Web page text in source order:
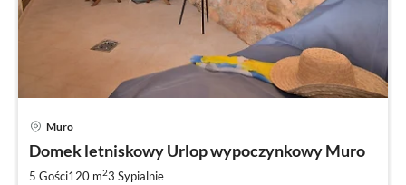
Muro
Domek letniskowy Urlop wypoczynkowy Muro
5 Gości120 m23 Sypialnie